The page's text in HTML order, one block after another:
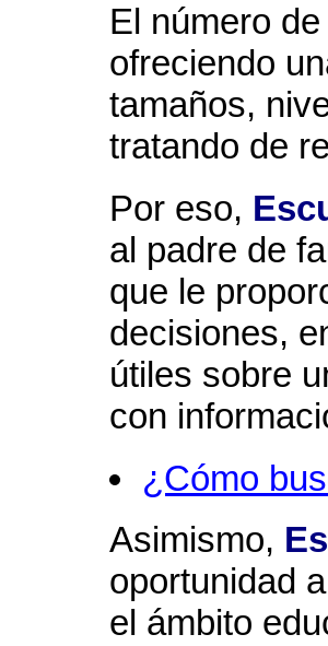
El número
ofreciendo
tamaños,
tratando de
Por eso,
al padre de
que le
decisiones,
útiles sobre
con
¿Cómo
Asimismo,
oportunidad
el ámbito